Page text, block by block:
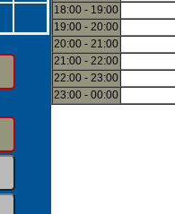
18:00 - 19:00
19:00 - 20:00
20:00 - 21:00
21:00 - 22:00
22:00 - 23:00
23:00 - 00:00